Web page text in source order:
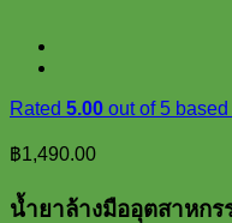
Rated 5.00 out of 5 based
฿1,490.00
น้ำยาล้างมืออุตสาหก